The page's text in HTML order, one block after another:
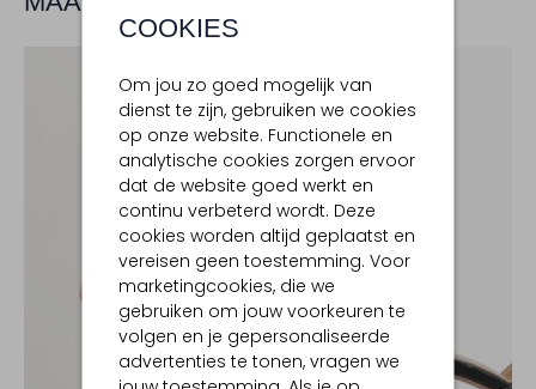
COOKIES
Om jou zo goed mogelijk van
dienst te zijn, gebruiken we cookies
op onze website. Functionele en
analytische cookies zorgen ervoor
dat de website goed werkt en
continu verbeterd wordt. Deze
cookies worden altijd geplaatst en
vereisen geen toestemming. Voor
marketingcookies, die we
gebruiken om jouw voorkeuren te
volgen en je gepersonaliseerde
advertenties te tonen, vragen we